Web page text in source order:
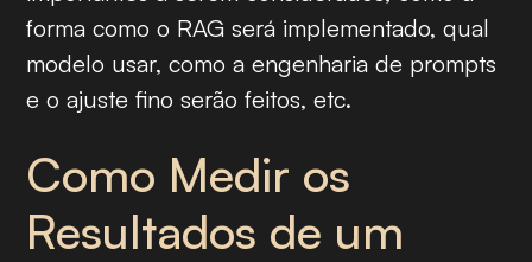
forma como o RAG será implementado, qual
modelo usar, como a engenharia de prompts
e o ajuste fino serão feitos, etc.
Como Medir os
Resultados de um